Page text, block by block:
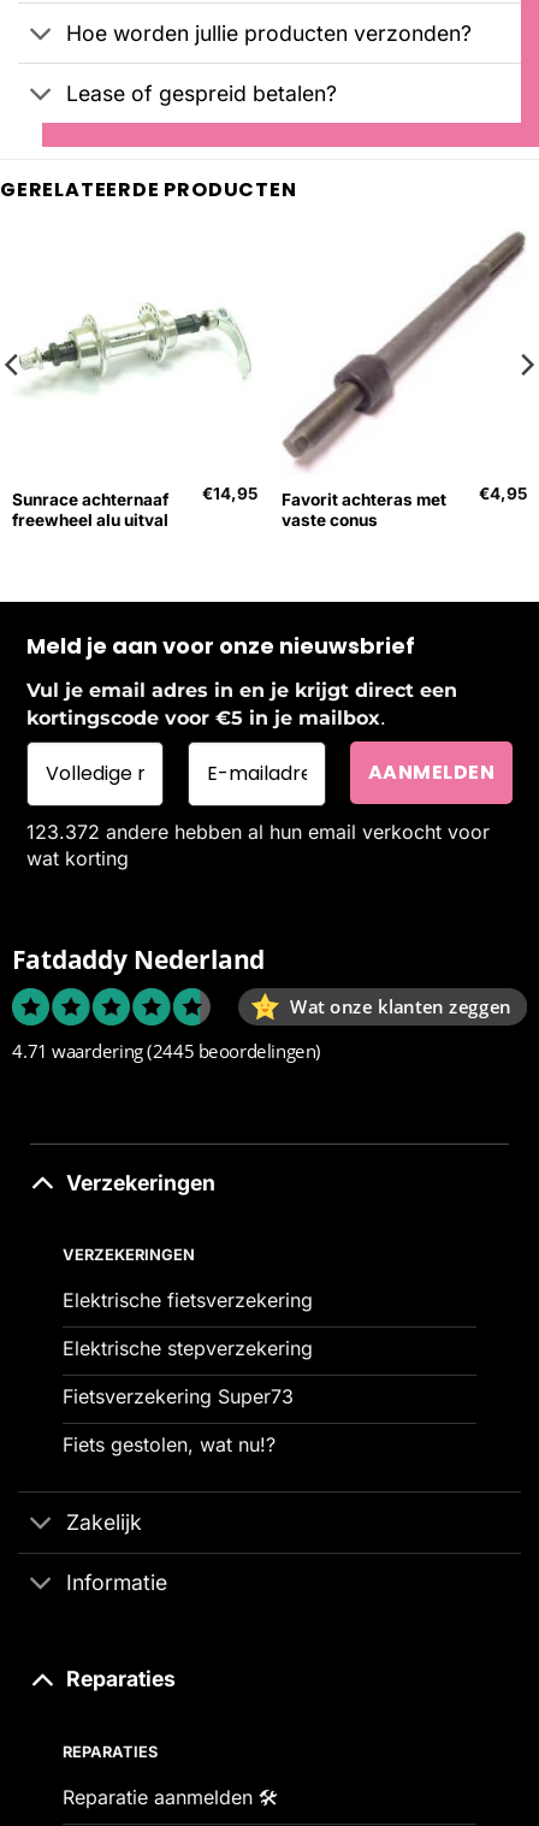
Hoe worden jullie producten verzonden?
Lease of gespreid betalen?
GERELATEERDE PRODUCTEN
Sunrace achternaaf
freewheel alu uitval
€14,95
Favorit achteras met
vaste conus
€4,95
Meld je aan voor onze nieuwsbrief
Vul je email adres in en je krijgt direct een
kortingscode voor €5 in je mailbox.
123.372 andere hebben al hun email verkocht voor
wat korting
Fatdaddy Nederland
Wat onze klanten zeggen
4.71 waardering(2445 beoordelingen)
Verzekeringen
VERZEKERINGEN
Elektrische fietsverzekering
Elektrische stepverzekering
Fietsverzekering Super73
Fiets gestolen, wat nu!?
Zakelijk
Informatie
Reparaties
REPARATIES
Reparatie aanmelden 🛠️